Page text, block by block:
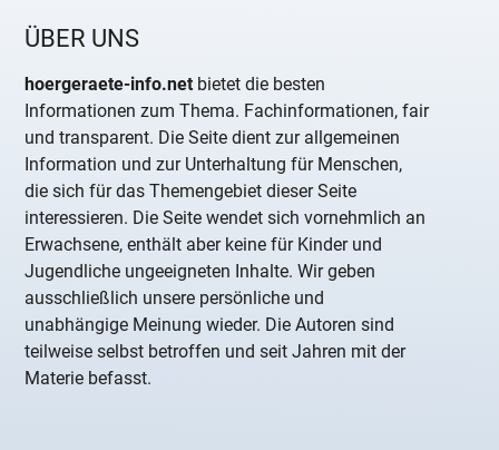
ÜBER UNS
hoergeraete-info.net bietet die besten
Informationen zum Thema. Fachinformationen, fair
und transparent. Die Seite dient zur allgemeinen
Information und zur Unterhaltung für Menschen,
die sich für das Themengebiet dieser Seite
interessieren. Die Seite wendet sich vornehmlich an
Erwachsene, enthält aber keine für Kinder und
Jugendliche ungeeigneten Inhalte. Wir geben
ausschließlich unsere persönliche und
unabhängige Meinung wieder. Die Autoren sind
teilweise selbst betroffen und seit Jahren mit der
Materie befasst.